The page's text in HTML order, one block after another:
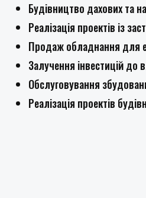
Будівництво дахових та
Реалізація проектів із
Продаж обладнання для
Залучення інвестицій до
Обслуговування
Реалізація проектів